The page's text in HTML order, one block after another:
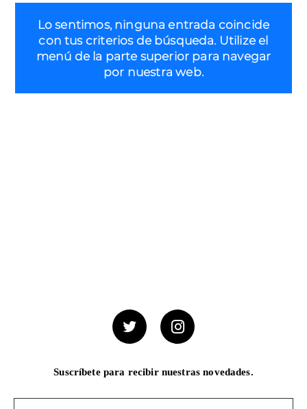
Lo sentimos, ninguna entrada coincide
con tus criterios de búsqueda. Utilize el
menú de la parte superior para navegar
por nuestra web.
Suscríbete para recibir nuestras novedades.